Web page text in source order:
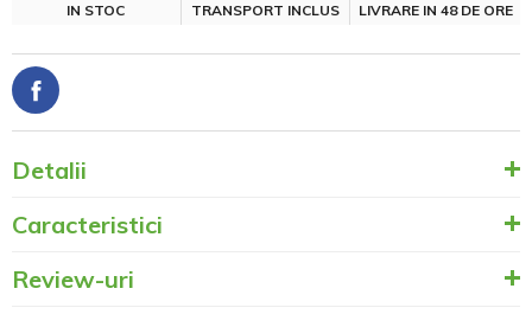
IN STOC TRANSPORT INCLUS LIVRARE IN 48 DE ORE
Detalii
Caracteristici
Review-uri